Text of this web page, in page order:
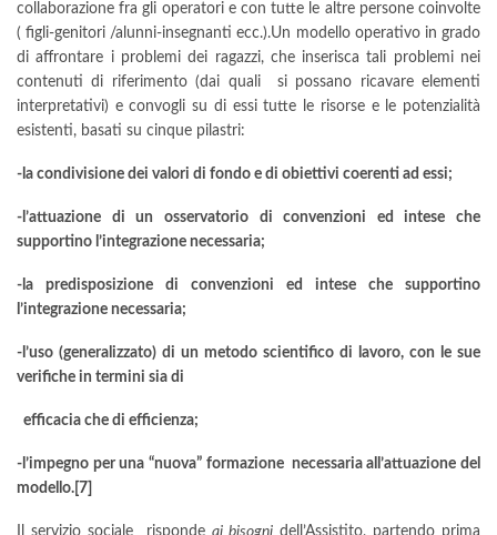
collaborazione fra gli operatori e con tutte le altre persone coinvolte
( figli-genitori /alunni-insegnanti ecc.).Un modello operativo in grado
di affrontare i problemi dei ragazzi, che inserisca tali problemi nei
contenuti di riferimento (dai quali si possano ricavare elementi
interpretativi) e convogli su di essi tutte le risorse e le potenzialità
esistenti, basati su cinque pilastri:
-la condivisione dei valori di fondo e di obiettivi coerenti ad essi;
-l’attuazione di un osservatorio di convenzioni ed intese che
supportino l’integrazione necessaria;
-la predisposizione di convenzioni ed intese che supportino
l’integrazione necessaria;
-l’uso (generalizzato) di un metodo scientifico di lavoro, con le sue
verifiche in termini sia di
efficacia che di efficienza;
-l’impegno per una “nuova” formazione necessaria all’attuazione del
modello. [7]
Il servizio sociale risponde ai bisogni dell’Assistito, partendo prima